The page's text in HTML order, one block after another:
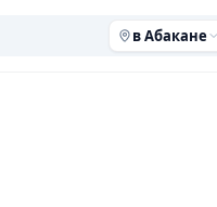
в Абакане